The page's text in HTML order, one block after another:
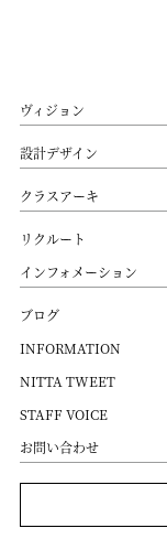
ヴィジョン
設計デザイン
クラスアーキ
リクルート
インフォメーション
ブログ
INFORMATION
NITTA TWEET
STAFF VOICE
お問い合わせ